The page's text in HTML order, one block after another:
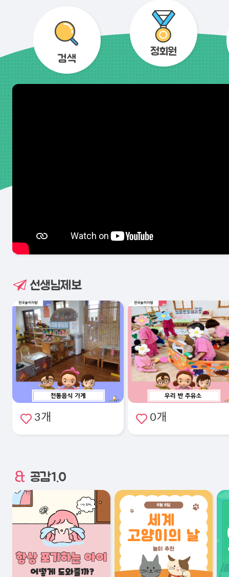
검색
정회원
선생님제보
3개 0개
공감1.0